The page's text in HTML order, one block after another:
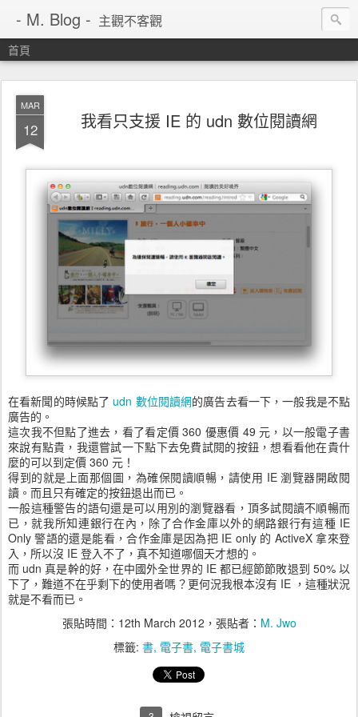
- M. Blog - 主觀不客觀
首頁
MAR
12 我看只支援 IE 的 udn 數位閱讀網
在看新聞的時候點了 udn 數位閱讀網的廣告去看一下，一般我是不點
廣告的。
這次我不但點了進去，看了看定價 360 優惠價 49 元，以一般電子書
來說有點貴，我還嘗試一下點下去免費試閱的按鈕，想看看他在貴什
麼的可以到定價 360 元！
得到的就是上面那個圖，為確保閱讀順暢，請使用 IE 瀏覽器開啟閱
讀。而且只有確定的按鈕退出而已。
一般這種警告的語句還是可以用別的瀏覽器看，頂多試閱讀不順暢而
已，就我所知連銀行在內，除了合作金庫以外的網路銀行有這種 IE
Only 警語的還是能看，合作金庫是因為把 IE only 的 ActiveX 拿來登
入，所以沒 IE 登入不了，真不知道哪個天才想的。
而 udn 真是幹的好，在中國外全世界的 IE 都已經節節敗退到 50% 以
下了，難道不在乎剩下的使用者嗎？更何況我根本沒有 IE ，這種狀況
就是不看而已。
張貼時間： 12th March 2012 ，張貼者： M. Jwo
標籤: 書 電子書 電子書城